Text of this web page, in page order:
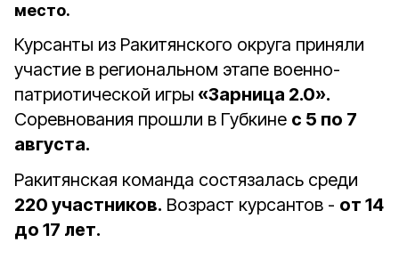
место.
Курсанты из Ракитянского округа приняли
участие в региональном этапе военно-
патриотической игры «Зарница 2.0».
Соревнования прошли в Губкине с 5 по 7
августа.
Ракитянская команда состязалась среди
220 участников. Возраст курсантов - от 14
до 17 лет.